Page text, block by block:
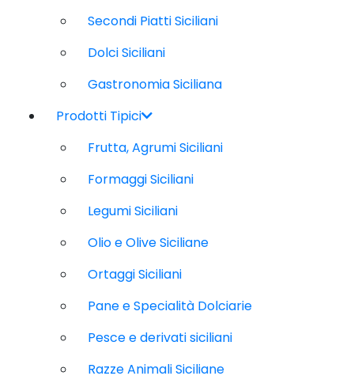
Secondi Piatti Siciliani
Dolci Siciliani
Gastronomia Siciliana
Prodotti Tipici
Frutta, Agrumi Siciliani
Formaggi Siciliani
Legumi Siciliani
Olio e Olive Siciliane
Ortaggi Siciliani
Pane e Specialità Dolciarie
Pesce e derivati siciliani
Razze Animali Siciliane